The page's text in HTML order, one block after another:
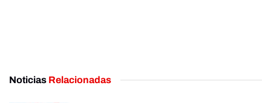
Noticias Relacionadas